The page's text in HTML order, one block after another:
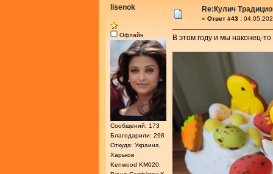
lisenok
Офлайн
Сообщений: 173
Благодарили: 298
Откуда: Украина,
Харьков
Kenwood KM020,
Re:Кулич
« Ответ #43 :
В этом году и мы наконец-